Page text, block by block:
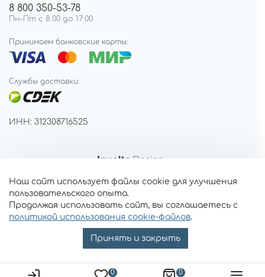
0 0
8 800 350-53-78
Пн-Пт с 8:00 до 17:00
Принимаем банковские карты:
Службы доставки:
ИНН: 312308716525
Наш сайт использует файлы cookie для улучшения
пользовательского опыта.
Продолжая использовать сайт, вы соглашаетесь с
политикой использования cookie-файлов.
Принять и закрыть